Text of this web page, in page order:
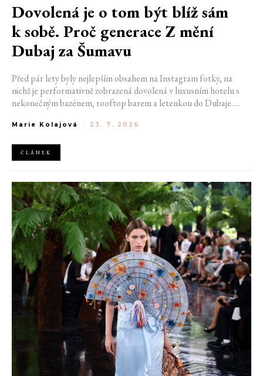
Dovolená je o tom být blíž sám
k sobě. Proč generace Z mění
Dubaj za Šumavu
Před pár lety byly nejlepším obsahem na Instagram fotky, na
nichž je performativně zobrazená dovolená v luxusním hotelu s
nekonečným bazénem, rooftop barem a letenkou do Dubaje.
horách. Ranní koupání v lomu. Výlet vlakem na Šumavu.
Marie Kolajová - 23. 7. 2026
ČLÁNEK